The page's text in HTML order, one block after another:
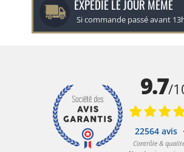
EXPEDIÉ LE JOUR MÊME
Si commande passé avant